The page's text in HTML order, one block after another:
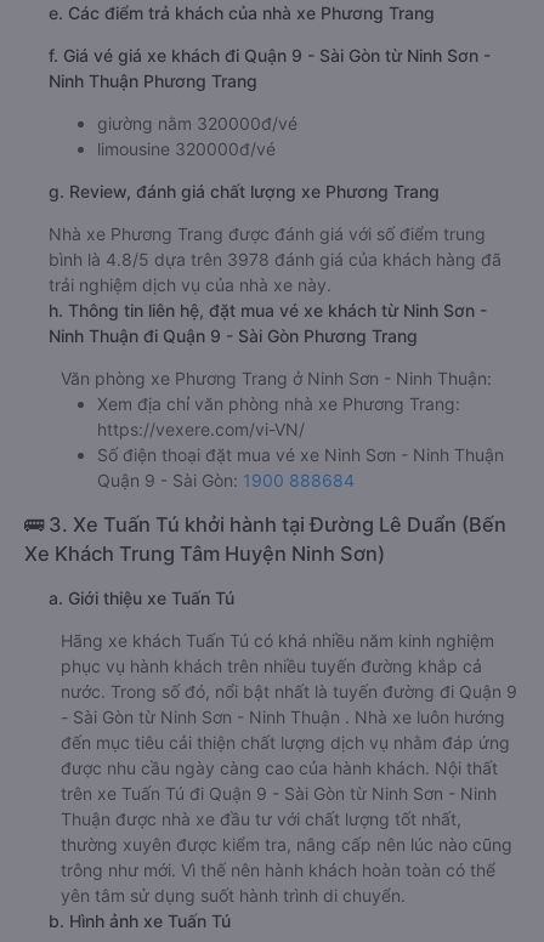
e. Các điểm trả khách của nhà xe Phương Trang
f. Giá vé giá xe khách đi Quận 9 - Sài Gòn từ Ninh Sơn -
Ninh Thuận Phương Trang
giường nằm 320000đ/vé
limousine 320000đ/vé
g. Review, đánh giá chất lượng xe Phương Trang
Nhà xe Phương Trang được đánh giá với số điểm trung
bình là 4.8/5 dựa trên 3978 đánh giá của khách hàng đã
trải nghiệm dịch vụ của nhà xe này.
h. Thông tin liên hệ, đặt mua vé xe khách từ Ninh Sơn -
Ninh Thuận đi Quận 9 - Sài Gòn Phương Trang
Văn phòng xe Phương Trang ở Ninh Sơn - Ninh Thuận:
Xem địa chỉ văn phòng nhà xe Phương Trang:
https://vexere.com/vi-VN/
Số điện thoại đặt mua vé xe Ninh Sơn - Ninh Thuận
Quận 9 - Sài Gòn: 1900 888684
🚌 3. Xe Tuấn Tú khởi hành tại Đường Lê Duẩn (Bến
Xe Khách Trung Tâm Huyện Ninh Sơn)
a. Giới thiệu xe Tuấn Tú
Hãng xe khách Tuấn Tú có khá nhiều năm kinh nghiệm
phục vụ hành khách trên nhiều tuyến đường khắp cả
nước. Trong số đó, nổi bật nhất là tuyến đường đi Quận 9
- Sài Gòn từ Ninh Sơn - Ninh Thuận . Nhà xe luôn hướng
đến mục tiêu cải thiện chất lượng dịch vụ nhằm đáp ứng
được nhu cầu ngày càng cao của hành khách. Nội thất
trên xe Tuấn Tú đi Quận 9 - Sài Gòn từ Ninh Sơn - Ninh
Thuận được nhà xe đầu tư với chất lượng tốt nhất,
thường xuyên được kiểm tra, nâng cấp nên lúc nào cũng
trông như mới. Vì thế nên hành khách hoàn toàn có thể
yên tâm sử dụng suốt hành trình di chuyển.
b. Hình ảnh xe Tuấn Tú